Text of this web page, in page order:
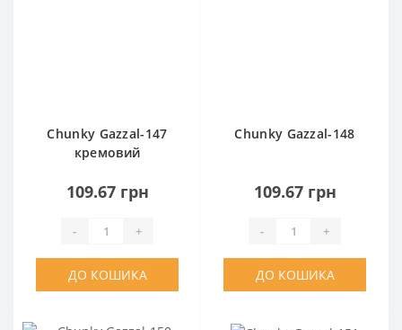
Chunky Gazzal-147
кремовий
109.67 грн
- +
ДО КОШИКА
Chunky Gazzal-148
109.67 грн
- +
ДО КОШИКА